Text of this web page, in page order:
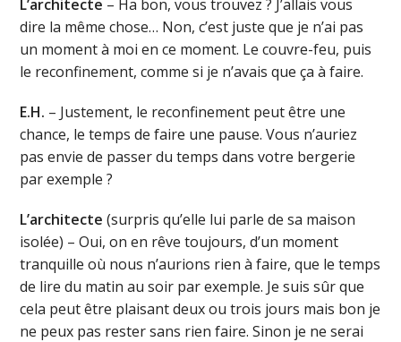
L’architecte – Ha bon, vous trouvez ? J’allais vous
dire la même chose… Non, c’est juste que je n’ai pas
un moment à moi en ce moment. Le couvre-feu, puis
le reconfinement, comme si je n’avais que ça à faire.
E.H. – Justement, le reconfinement peut être une
chance, le temps de faire une pause. Vous n’auriez
pas envie de passer du temps dans votre bergerie
par exemple ?
L’architecte (surpris qu’elle lui parle de sa maison
isolée) – Oui, on en rêve toujours, d’un moment
tranquille où nous n’aurions rien à faire, que le temps
de lire du matin au soir par exemple. Je suis sûr que
cela peut être plaisant deux ou trois jours mais bon je
ne peux pas rester sans rien faire. Sinon je ne serai